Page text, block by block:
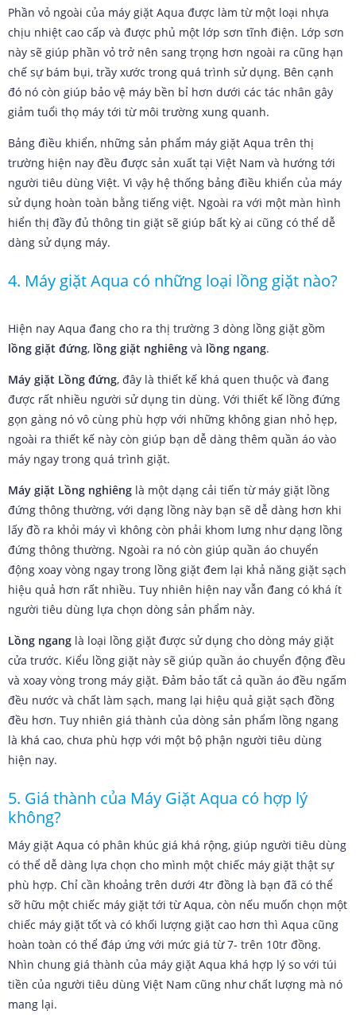
Phần vỏ ngoài của máy giặt Aqua được làm từ một loại nhựa
chịu nhiệt cao cấp và được phủ một lớp sơn tĩnh điện. Lớp sơn
này sẽ giúp phần vỏ trở nên sang trọng hơn ngoài ra cũng hạn
chế sự bám bụi, trầy xước trong quá trình sử dụng. Bên cạnh
đó nó còn giúp bảo vệ máy bền bỉ hơn dưới các tác nhân gây
giảm tuổi thọ máy tới từ môi trường xung quanh.
Bảng điều khiển, những sản phẩm máy giặt Aqua trên thị
trường hiện nay đều được sản xuất tại Việt Nam và hướng tới
người tiêu dùng Việt. Vì vậy hệ thống bảng điều khiển của máy
sử dụng hoàn toàn bằng tiếng việt. Ngoài ra với một màn hình
hiển thị đầy đủ thông tin giặt sẽ giúp bất kỳ ai cũng có thể dễ
dàng sử dụng máy.
4. Máy giặt Aqua có những loại lồng giặt nào?
Hiện nay Aqua đang cho ra thị trường 3 dòng lồng giặt gồm
lồng giặt đứng, lồng giặt nghiêng và lồng ngang.
Máy giặt Lồng đứng, đây là thiết kế khá quen thuộc và đang
được rất nhiều người sử dụng tin dùng. Với thiết kế lồng đứng
gọn gàng nó vô cùng phù hợp với những không gian nhỏ hẹp,
ngoài ra thiết kế này còn giúp bạn dễ dàng thêm quần áo vào
máy ngay trong quá trình giặt.
Máy giặt Lồng nghiêng là một dạng cải tiến từ máy giặt lồng
đứng thông thường, với dạng lồng này bạn sẽ dễ dàng hơn khi
lấy đồ ra khỏi máy vì không còn phải khom lưng như dạng lồng
đứng thông thường. Ngoài ra nó còn giúp quần áo chuyển
động xoay vòng ngay trong lồng giặt đem lại khả năng giặt sạch
hiệu quả hơn rất nhiều. Tuy nhiên hiện nay vẫn đang có khá ít
người tiêu dùng lựa chọn dòng sản phẩm này.
Lồng ngang là loại lồng giặt được sử dụng cho dòng máy giặt
cửa trước. Kiểu lồng giặt này sẽ giúp quần áo chuyển động đều
và xoay vòng trong máy giặt. Đảm bảo tất cả quần áo đều ngấm
đều nước và chất làm sạch, mang lại hiệu quả giặt sạch đồng
đều hơn. Tuy nhiên giá thành của dòng sản phẩm lồng ngang
là khá cao, chưa phù hợp với một bộ phận người tiêu dùng
hiện nay.
5. Giá thành của Máy Giặt Aqua có hợp lý
không?
Máy giặt Aqua có phân khúc giá khá rộng, giúp người tiêu dùng
có thể dễ dàng lựa chọn cho mình một chiếc máy giặt thật sự
phù hợp. Chỉ cần khoảng trên dưới 4tr đồng là bạn đã có thể
sỡ hữu một chiếc máy giặt tới từ Aqua, còn nếu muốn chọn một
chiếc máy giặt tốt và có khối lượng giặt cao hơn thì Aqua cũng
hoàn toàn có thể đáp ứng với mức giá từ 7- trên 10tr đồng.
Nhìn chung giá thành của máy giặt Aqua khá hợp lý so với túi
tiền của người tiêu dùng Việt Nam cũng như chất lượng mà nó
mang lại.